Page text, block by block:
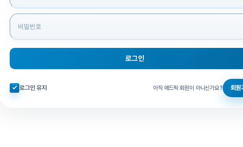
로그인
자동로그인 체크
로그인 유지 아직 애드픽 회원이 아니신가요? 회원